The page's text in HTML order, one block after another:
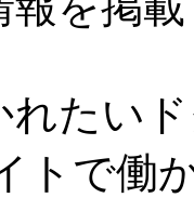
れたい
トで働